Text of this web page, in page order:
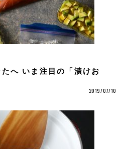
へ いま注目の「漬けお
2019/07/10